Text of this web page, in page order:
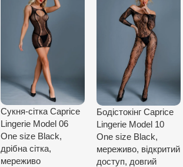
Сукня-сітка Caprice
Lingerie Model 06
One size Black,
дрібна сітка,
мереживо
Бодістокінг Caprice
Lingerie Model 10
One size Black,
мереживо, відкритий
доступ, довгий